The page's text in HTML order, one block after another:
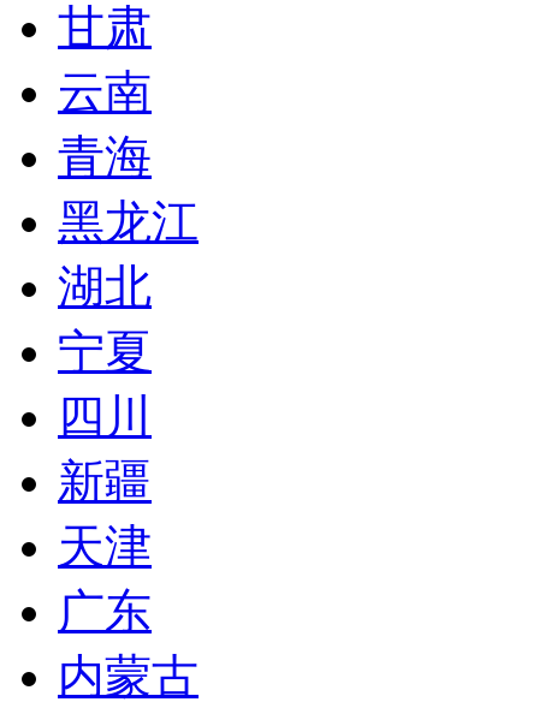
甘肃
云南
青海
黑龙江
湖北
宁夏
四川
新疆
天津
广东
内蒙古